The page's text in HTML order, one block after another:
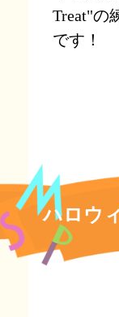
Treat"の
です！
ハロウ